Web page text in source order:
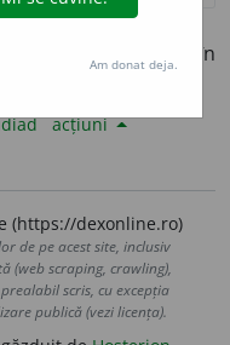
confederație (în
acțiuni
(https://dexonline.ro)
de pe acest site, inclusiv
(web scraping, crawling),
scris, cu excepția
publică (vezi licența).
Am donat deja.